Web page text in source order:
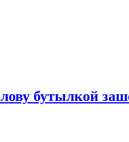
бутылкой